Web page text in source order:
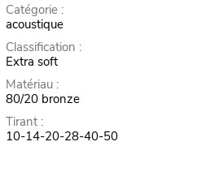
Catégorie :
acoustique
Classification :
Extra soft
Matériau :
80/20 bronze
Tirant :
10-14-20-28-40-50